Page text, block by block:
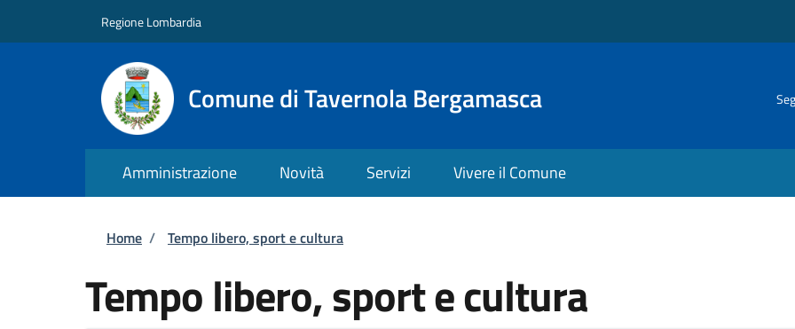
Regione Lombardia
Comune di Tavernola Bergamasca
Amministrazione Novità Servizi Vivere il Comune
Briciole di pane
Home / Tempo libero, sport e cultura
Tempo libero, sport e cultura